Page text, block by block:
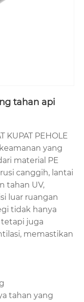
tahan api
KUPAT PEHOLE
yang
material PE
canggih, lantai
tahan UV,
luar ruangan
tidak hanya
juga
memastikan
tahan yang